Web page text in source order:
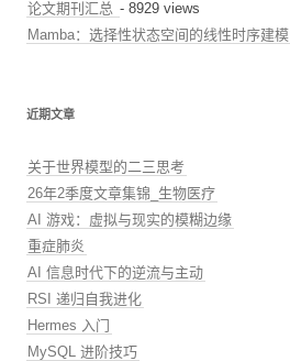
论文期刊汇总 - 8929 views
Mamba：选择性状态空间的线性时序建模
近期文章
关于世界模型的二三思考
26年2季度文章集锦_生物医疗
AI 游戏：虚拟与现实的模糊边缘
重症肺炎
AI 信息时代下的逆流与主动
RSI 递归自我进化
Hermes 入门
MySQL 进阶技巧